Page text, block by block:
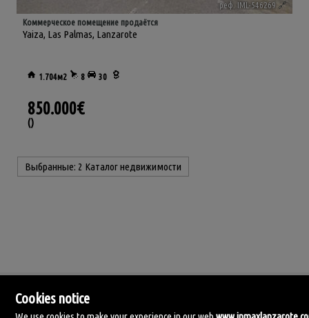
реф. IML-546269 🔗
Yaiza, Las Palmas, Lanzarote
Коммерческое помещение продаётся
1.704м2 8 30
850.000€
()
Выбранные: 2 Каталог недвижимости
Cookies notice